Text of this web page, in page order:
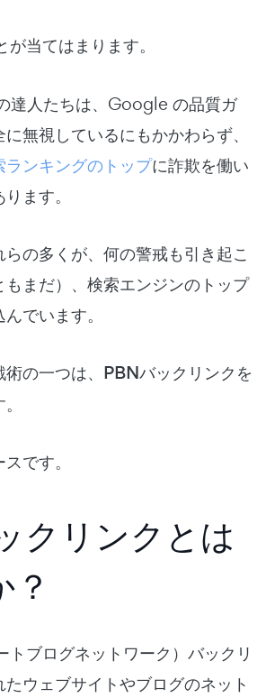
当てはまります。
達人たちは、Google の品質ガ
無視しているにもかかわらず、
ンキングのトップに詐欺を働い
ます。
の多くが、何の警戒も引き起こ
もまだ）、検索エンジンのトップ
でいます。
の一つは、 PBNバックリンクを
です。
クリンクとは
トブログネットワーク）バックリ
ウェブサイトやブログのネット